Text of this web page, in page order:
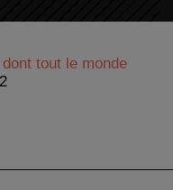
tout le monde